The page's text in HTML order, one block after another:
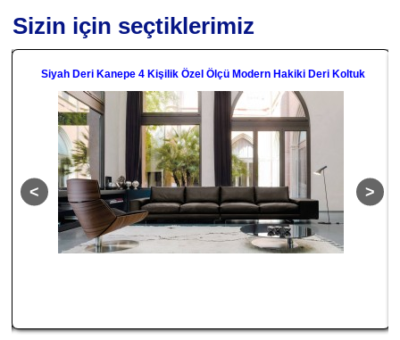
Sizin için seçtiklerimiz
Kırmızı Deri Kanepe Parlak Ofis Deri Kanepesi Her Renk Ve Özel Ölçü